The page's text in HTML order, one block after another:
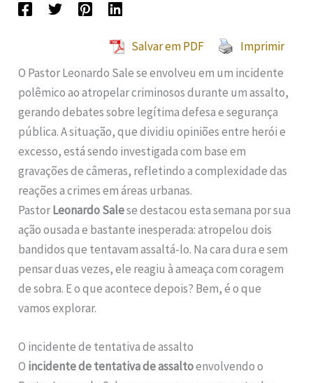
Salvar em PDF
Imprimir
O Pastor Leonardo Sale se envolveu em um incidente
polêmico ao atropelar criminosos durante um assalto,
gerando debates sobre legítima defesa e segurança
pública. A situação, que dividiu opiniões entre herói e
excesso, está sendo investigada com base em
gravações de câmeras, refletindo a complexidade das
reações a crimes em áreas urbanas.
PastorLeonardo Salese destacou esta semana por sua
ação ousada e bastante inesperada: atropelou dois
bandidos que tentavam assaltá-lo. Na cara dura e sem
pensar duas vezes, ele reagiu à ameaça com coragem
de sobra. E o que acontece depois? Bem, é o que
vamos explorar.
O incidente de tentativa de assalto
O incidente de tentativa de assaltoenvolvendo o